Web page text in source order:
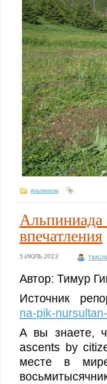
Альпинизм
впечатления
5 ИЮЛЬ 2013 TIMGIN
Автор: Тимур
Источник
na-pik-
А вы знаете,
ascents by
месте в